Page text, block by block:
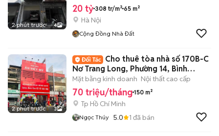
2 phút trước 4
20 tỷ 308 tr/m² 65 m²
Hà Nội
Cộng Đồng Nhà Đất
2 phút trước 3
Cho thuê tòa nhà số 170B-C
Nơ Trang Long, Phường 14, Bình
Thạnh
Mặt bằng kinh doanh Nội thất cao cấp
70 triệu/tháng 150 m²
Tp Hồ Chí Minh
Ngọc Thúy 5.0 1 đã bán